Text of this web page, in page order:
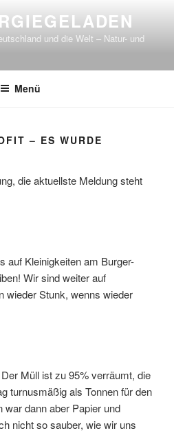
und die Welt – Natur- und
Menü
– ES WURDE
die aktuellste Meldung steht
auf Kleinigkeiten am Burger-
Wir sind weiter auf
wieder Stunk, wenns wieder
Müll ist zu 95% verräumt, die
turnusmäßig als Tonnen für den
war dann aber Papier und
nicht so sauber, wie wir uns